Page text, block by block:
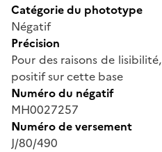
Catégorie du phototype
Négatif
Précision
Pour des raisons de
positif sur cette base
Numéro du négatif
MH0027257
Numéro de versement
J/80/490